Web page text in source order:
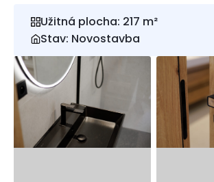
Užitná plocha: 217 m²
Stav: Novostavba